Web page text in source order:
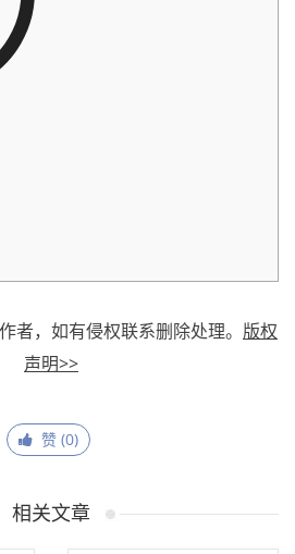
者，如有侵权联系删除处理。 版权
声明>>
赞 (0)
相关文章